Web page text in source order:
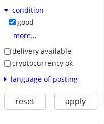
condition
good
more...
delivery available
cryptocurrency ok
language of posting
reset apply